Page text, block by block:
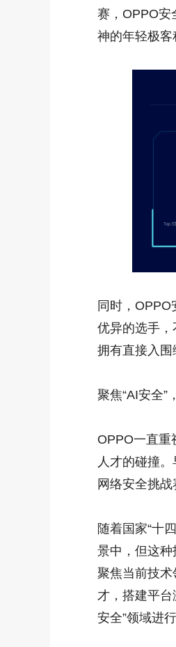
赛，OPPO安
神的年轻极客
同时，
优异的选手
拥有直接入围
聚焦“AI安全”
OPPO一直重
人才的碰撞
网络安全挑
随着国家“十
景中，但这
聚焦当前技术
才，搭建平台
安全”领域进